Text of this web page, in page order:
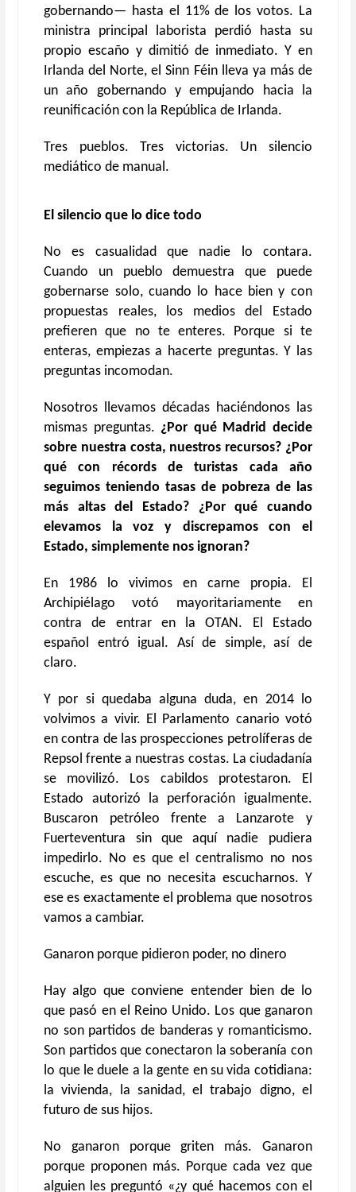
gobernando— hasta el 11% de los votos. La
ministra principal laborista perdió hasta su
propio escaño y dimitió de inmediato. Y en
Irlanda del Norte, el Sinn Féin lleva ya más de
un año gobernando y empujando hacia la
reunificación con la República de Irlanda.
Tres pueblos. Tres victorias. Un silencio
mediático de manual.
El silencio que lo dice todo
No es casualidad que nadie lo contara.
Cuando un pueblo demuestra que puede
gobernarse solo, cuando lo hace bien y con
propuestas reales, los medios del Estado
prefieren que no te enteres. Porque si te
enteras, empiezas a hacerte preguntas. Y las
preguntas incomodan.
Nosotros llevamos décadas haciéndonos las
mismas preguntas. ¿Por qué Madrid decide
sobre nuestra costa, nuestros recursos? ¿Por
qué con récords de turistas cada año
seguimos teniendo tasas de pobreza de las
más altas del Estado? ¿Por qué cuando
elevamos la voz y discrepamos con el
Estado, simplemente nos ignoran?
En 1986 lo vivimos en carne propia. El
Archipiélago votó mayoritariamente en
contra de entrar en la OTAN. El Estado
español entró igual. Así de simple, así de
claro.
Y por si quedaba alguna duda, en 2014 lo
volvimos a vivir. El Parlamento canario votó
en contra de las prospecciones petrolíferas de
Repsol frente a nuestras costas. La ciudadanía
se movilizó. Los cabildos protestaron. El
Estado autorizó la perforación igualmente.
Buscaron petróleo frente a Lanzarote y
Fuerteventura sin que aquí nadie pudiera
impedirlo. No es que el centralismo no nos
escuche, es que no necesita escucharnos. Y
ese es exactamente el problema que nosotros
vamos a cambiar.
Ganaron porque pidieron poder, no dinero
Hay algo que conviene entender bien de lo
que pasó en el Reino Unido. Los que ganaron
no son partidos de banderas y romanticismo.
Son partidos que conectaron la soberanía con
lo que le duele a la gente en su vida cotidiana:
la vivienda, la sanidad, el trabajo digno, el
futuro de sus hijos.
No ganaron porque griten más. Ganaron
porque proponen más. Porque cada vez que
alguien les preguntó «¿y qué hacemos con el